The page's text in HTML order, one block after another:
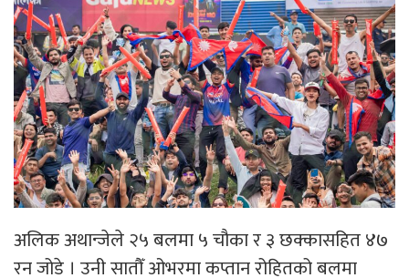
अलिक अथान्जेले २५ बलमा ५ चौका र ३ छक्कासहित ४७
रन जोडे । उनी सातौँ ओभरमा कप्तान रोहितको बलमा